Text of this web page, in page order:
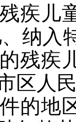
疾儿
纳入
残疾
区人
地区